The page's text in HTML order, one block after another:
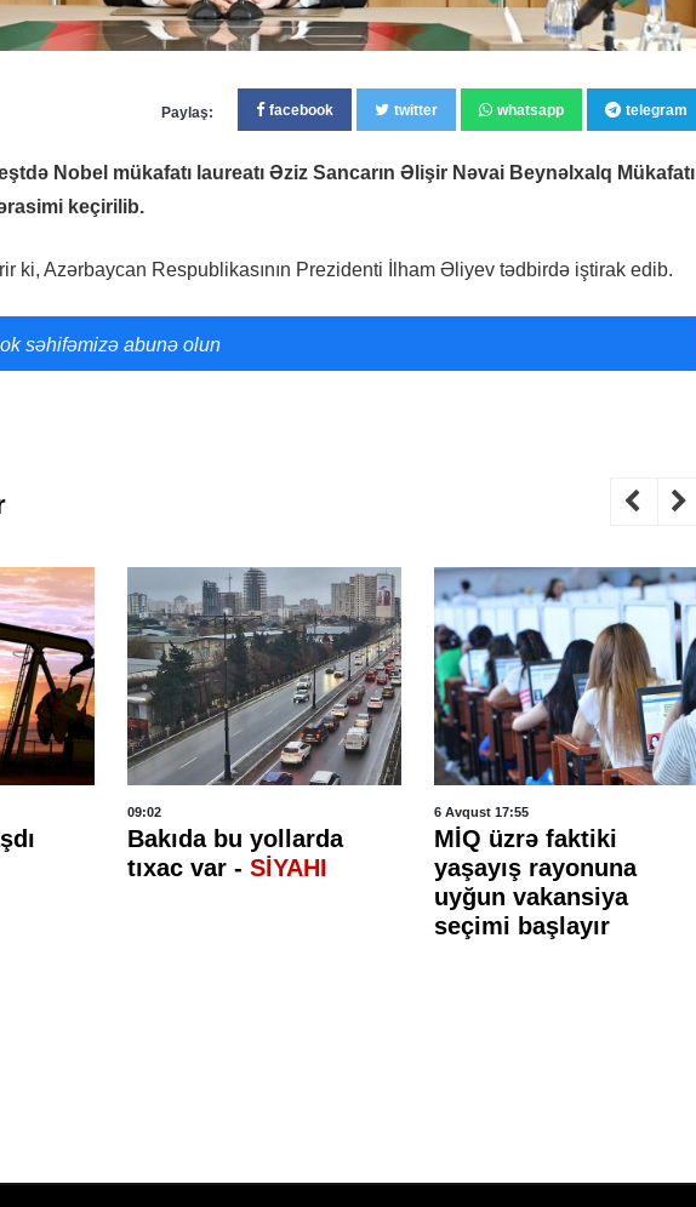
Paylaş: facebook twitter whatsapp telegram
Nobel mükafatı laureatı Əziz Sancarın Əlişir Nəvai Beynəlxalq Mükafatı
keçirilib.
ki, Azərbaycan Respublikasının Prezidenti İlham Əliyev tədbirdə iştirak edib.
səhifəmizə abunə olun
09:02
Bakıda bu yollarda
tıxac var - SİYAHI
6 Avqust 17:55
MİQ üzrə faktiki
yaşayış rayonuna
uyğun vakansiya
seçimi başlayır